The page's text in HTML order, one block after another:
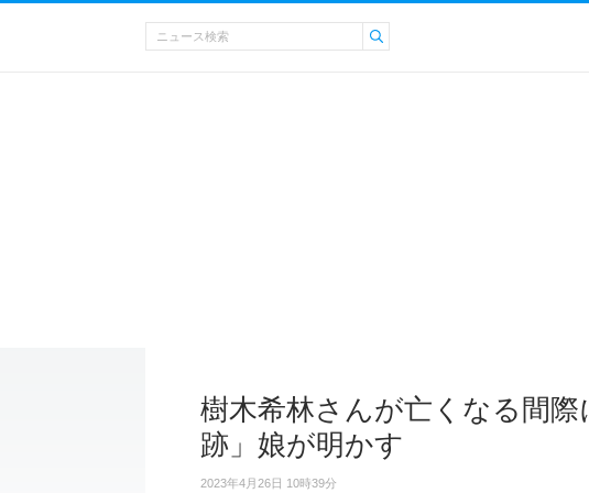
樹木希林さんが亡くなる間
跡」娘が明かす
2023年4月26日 10時39分